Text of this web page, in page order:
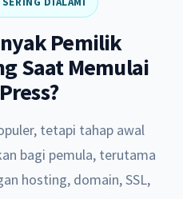
Pemilik
Saat Memulai
tetapi tahap awal
bagi pemula, terutama
hosting, domain, SSL,